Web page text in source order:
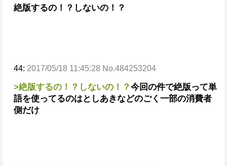
絶版するの！？しないの！？
44: 2017/05/18 11:45:28 No.484253204
>絶版するの！？しないの！？ 今回の件で絶版って単
語を使ってるのはとしあきなどのごく一部の消費者
側だけ